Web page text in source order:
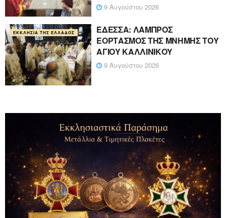
9 Αυγούστου 2026
ΕΚΚΛΗΣΊΑ ΤΗΣ ΕΛΛΆΔΟΣ
ΕΔΕΣΣΑ: ΛΑΜΠΡΟΣ
ΕΟΡΤΑΣΜΟΣ ΤΗΣ ΜΝΗΜΗΣ ΤΟΥ
ΑΓΙΟΥ ΚΑΛΛΙΝΙΚΟΥ
9 Αυγούστου 2026